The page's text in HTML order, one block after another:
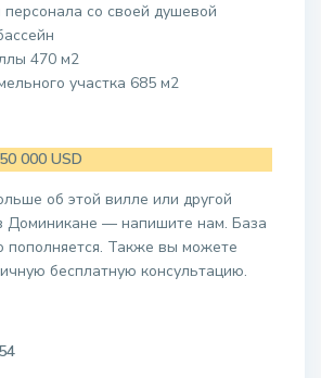
персонала со своей душевой
470 м2
участка 685 м2
000 USD
об этой вилле или другой
Доминикане — напишите нам. База
пополняется. Также вы можете
бесплатную консультацию.